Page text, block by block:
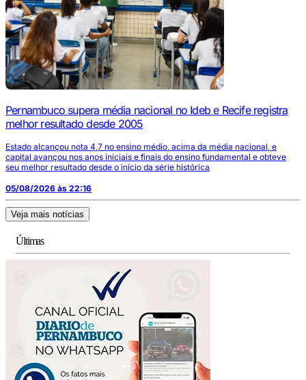
Pernambuco supera média nacional no Ideb e Recife registra
melhor resultado desde 2005
Estado alcançou nota 4,7 no ensino médio, acima da média nacional, e
capital avançou nos anos iniciais e finais do ensino fundamental e obteve
seu melhor resultado desde o início da série histórica
05/08/2026 às 22:16
Veja mais notícias
Últimas